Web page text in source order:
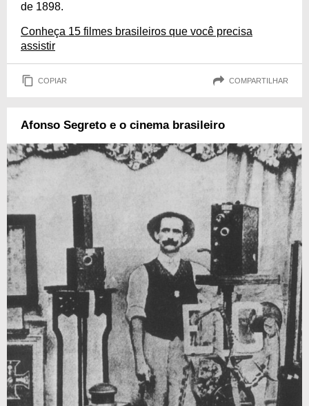
de 1898.
Conheça 15 filmes brasileiros que você precisa
assistir
COPIAR COMPARTILHAR
Afonso Segreto e o cinema brasileiro